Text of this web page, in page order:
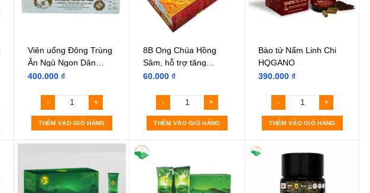
Viên uống Đông Trùng
Ăn Ngủ Ngon Dân
Khang (Hộp 2 lọ x 30
400.000₫
THÊM VÀO GIỎ HÀNG
8B Ong Chúa Hồng
Sâm, hỗ trợ tăng
cường sức khỏe
60.000₫
THÊM VÀO GIỎ HÀNG
Bào tử Nấm Linh Chi
HQGANO
390.000₫
THÊM VÀO GIỎ HÀNG